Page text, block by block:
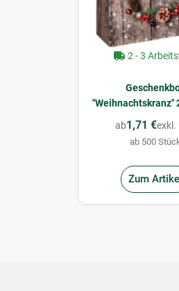
2 - 3
"Weihnachtskranz"
x 75 mm
ab1,71 €exkl.
ab 500
Zum Artikel